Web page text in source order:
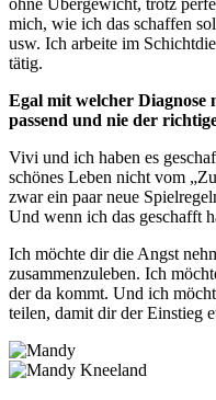
ohne Übergewicht, trotz
mich, wie ich das schaffen
usw. Ich arbeite im
tätig.
Egal mit welcher
passend und nie der
Vivi und ich haben es
schönes Leben nicht vom
zwar ein paar neue
Und wenn ich das geschafft
Ich möchte dir die Angst
zusammenzuleben. Ich
der da kommt. Und ich
teilen, damit dir der Einstieg